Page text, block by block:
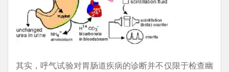
其实，呼气试验对胃肠道疾病的诊断并不仅限于检查幽